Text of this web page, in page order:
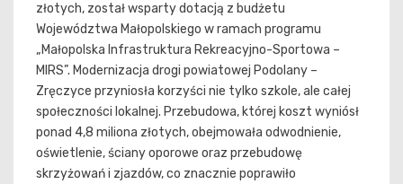
złotych, został wsparty dotacją z budżetu
Województwa Małopolskiego w ramach programu
„Małopolska Infrastruktura Rekreacyjno-Sportowa –
MIRS”. Modernizacja drogi powiatowej Podolany –
Zręczyce przyniosła korzyści nie tylko szkole, ale całej
społeczności lokalnej. Przebudowa, której koszt wyniósł
ponad 4,8 miliona złotych, obejmowała odwodnienie,
oświetlenie, ściany oporowe oraz przebudowę
skrzyżowań i zjazdów, co znacznie poprawiło